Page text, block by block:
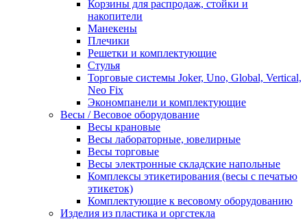
Корзины для распродаж, стойки и
накопители
Манекены
Плечики
Решетки и комплектующие
Стулья
Торговые системы Joker, Uno, Global, Vertical,
Neo Fix
Экономпанели и комплектующие
Весы / Весовое оборудование
Весы крановые
Весы лабораторные, ювелирные
Весы торговые
Весы электронные складские напольные
Комплексы этикетирования (весы с печатью
этикеток)
Комплектующие к весовому оборудованию
Изделия из пластика и оргстекла